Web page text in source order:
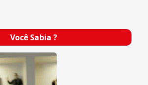
Você Sabia ?